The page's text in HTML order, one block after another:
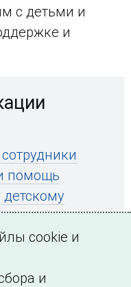
с детьми и
и
помощь
cookie и
и